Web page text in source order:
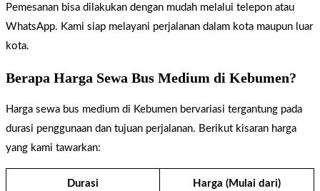
Pemesanan bisa dilakukan dengan mudah melalui telepon atau
WhatsApp. Kami siap melayani perjalanan dalam kota maupun luar
kota.
Berapa Harga Sewa Bus Medium di Kebumen?
Harga sewa bus medium di Kebumen bervariasi tergantung pada
durasi penggunaan dan tujuan perjalanan. Berikut kisaran harga
yang kami tawarkan:
Durasi Harga (Mulai dari)